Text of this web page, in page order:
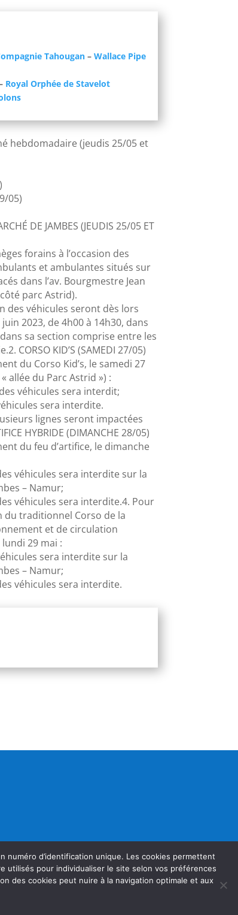
Tahougan – Wallace Pipe
Royal Orphée de Stavelot
hebdomadaire (jeudis 25/05 et
05)
DE JAMBES (JEUDIS 25/05 ET
forains à l’occasion des
et ambulantes situés sur
dans l’av. Bourgmestre Jean
parc Astrid).
des véhicules seront dès lors
2023, de 4h00 à 14h30, dans
sa section comprise entre les
CORSO KID’S (SAMEDI 27/05)
du Corso Kid’s, le samedi 27
allée du Parc Astrid ») :
véhicules sera interdit;
sera interdite.
lignes seront impactées
HYBRIDE (DIMANCHE 28/05)
du feu d’artifice, le dimanche
véhicules sera interdite sur la
– Namur;
véhicules sera interdite.4. Pour
traditionnel Corso de la
et de circulation
29 mai :
sera interdite sur la
– Namur;
véhicules sera interdite.
d’identification unique. Les cookies permettent
utilisés pour individualiser le site selon vos préférences
des cookies peut nuire à la navigation optimale et aux